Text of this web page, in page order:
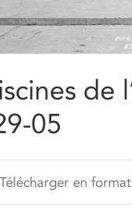
de
05
Télécharger en